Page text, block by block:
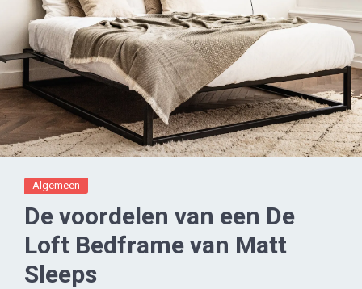
Algemeen
De voordelen van een De
Loft Bedframe van Matt
Sleeps